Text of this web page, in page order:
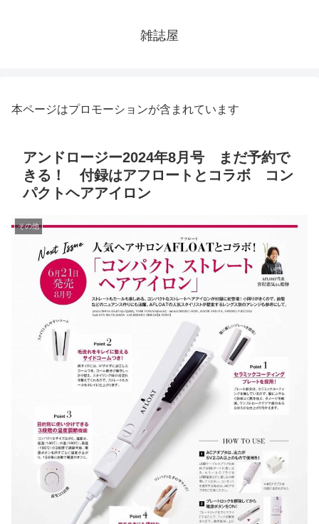
雑誌屋
本ページはプロモーションが含まれています
アンドロージー2024年8月号 まだ予約で
きる！ 付録はアフロートとコラボ コン
パクトヘアアイロン
その他